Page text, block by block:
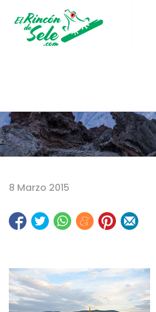
8 Marzo 2015